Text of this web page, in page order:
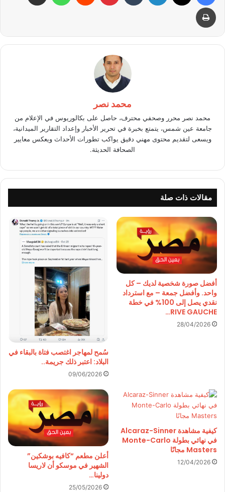
طباعة
محمد نصر
محمد نصر محرر وصحفي محترف، حاصل على بكالوريوس في الإعلام من
جامعة عين شمس، يتمتع بخبرة في تحرير الأخبار وإعداد التقارير الميدانية،
ويسعى لتقديم محتوى مهني دقيق يواكب تطورات الأحداث ويعكس معايير
الصحافة الحديثة.
مقالات ذات صلة
أفضل صورة شخصية لديك – كل
واحد. وأفضل جمعة – مع استرداد
نقدي يصل إلى 100% في خطة
RIVE GAUCHE…
28/04/2026
سُمح لمهاجر اغتصب فتاة بالبقاء في
البلاد: اعتبر ذلك جريمة..
09/06/2026
كيفية مشاهدة Alcaraz-Sinner
في نهائي بطولة Monte-Carlo
Masters مجانًا
12/04/2026
أعلن مطعم “كافيه بوشكين”
الشهير في موسكو أن لاريسا
دولينا…
25/05/2026